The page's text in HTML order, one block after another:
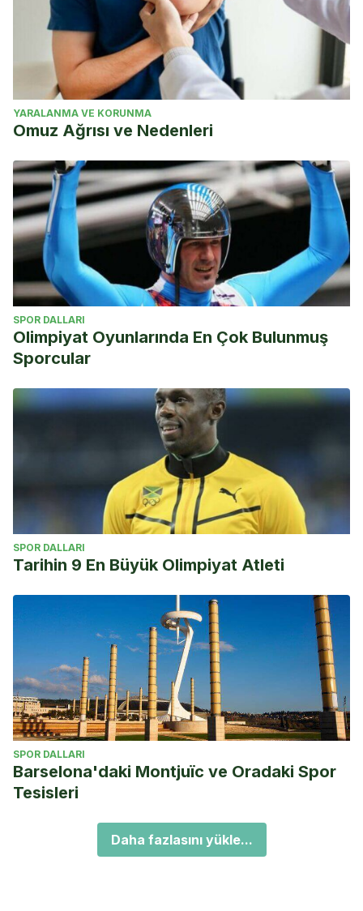
YARALANMA VE KORUNMA
Omuz Ağrısı ve Nedenleri
SPOR DALLARI
Olimpiyat Oyunlarında En Çok Bulunmuş
Sporcular
SPOR DALLARI
Tarihin 9 En Büyük Olimpiyat Atleti
SPOR DALLARI
Barselona'daki Montjuïc ve Oradaki Spor
Tesisleri
Daha fazlasını yükle...